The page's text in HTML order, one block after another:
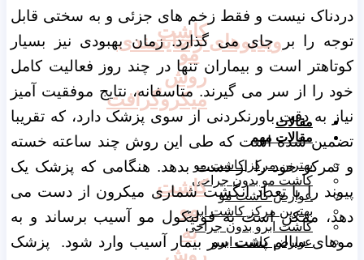
ویدیوهای رضایتمندی
مقالات
مقالات مهم
بهترین مرکز کاشت مو
کاشت مو بدون جراحی
عوارض کاشت مو
بهترین مرکز کاشت ابرو
کاشت ابرو بدون جراحی
عوارض کاشت ابرو
کاشت
مو
روش
میکروگرافت
کاشت
مو
به
روش
دردناک نیست و فقط زخم های جزئی و به سختی قابل
توجه را بر جای می گذارد. زمان بهبودی نیز بسیار
کوتاهتر است و بیماران تنها در چند روز فعالیت کامل
خود را از سر می گیرند. متاسفانه، نتایج موفقیت آمیز
نیاز به دقت باورنکردنی از سوی پزشک دارد، که تقریبا
تضمین شده است که طی این روش چند ساعته خسته
و تمرکز خود را از دست بدهد. هنگامی که پزشک یک
پیوند را با تعداد انگشت شماری میکرون از دست می
دهد، ممکن است به فولیکول مو آسیب برساند و به
موهای سالم پشت سر بیمار آسیب وارد شود. پزشک